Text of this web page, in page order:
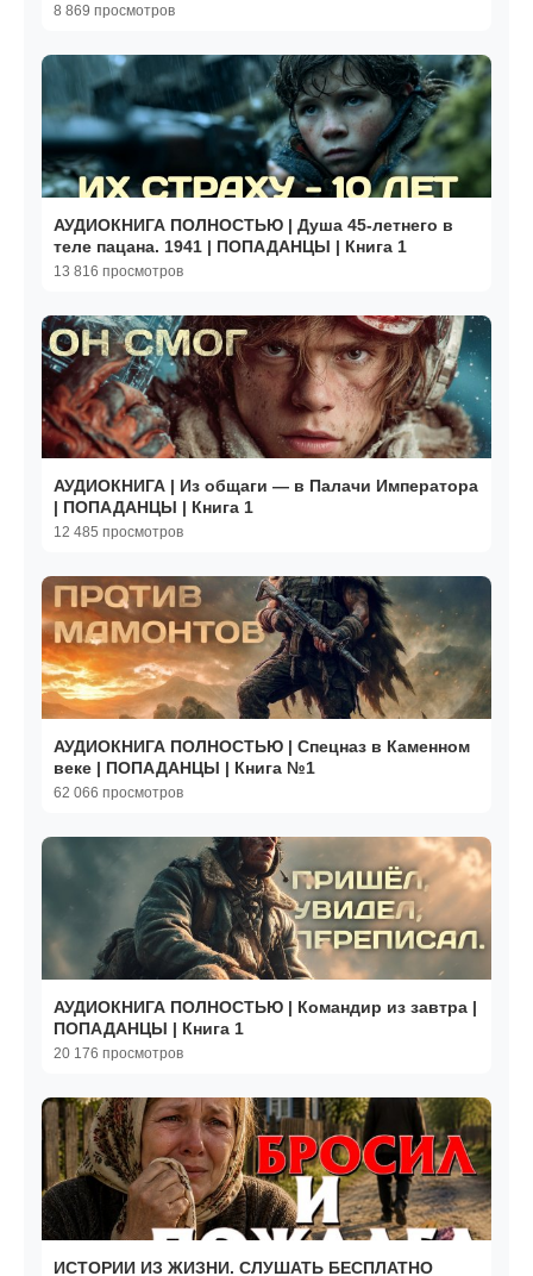
8 869 просмотров
АУДИОКНИГА ПОЛНОСТЬЮ | Душа 45-летнего в
теле пацана. 1941 | ПОПАДАНЦЫ | Книга 1
13 816 просмотров
АУДИОКНИГА | Из общаги — в Палачи Императора
| ПОПАДАНЦЫ | Книга 1
12 485 просмотров
АУДИОКНИГА ПОЛНОСТЬЮ | Спецназ в Каменном
веке | ПОПАДАНЦЫ | Книга №1
62 066 просмотров
АУДИОКНИГА ПОЛНОСТЬЮ | Командир из завтра |
ПОПАДАНЦЫ | Книга 1
20 176 просмотров
ИСТОРИИ ИЗ ЖИЗНИ. СЛУШАТЬ БЕСПЛАТНО